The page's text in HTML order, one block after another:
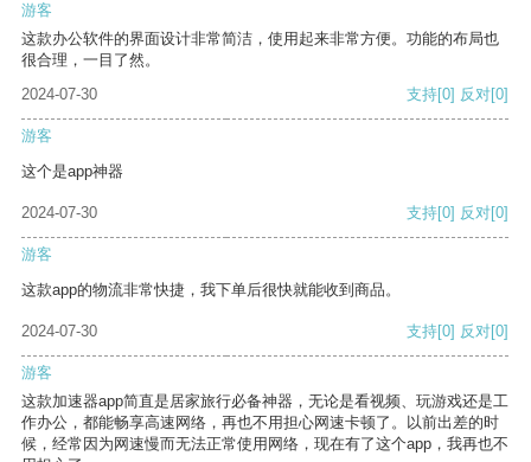
游客
这款办公软件的界面设计非常简洁，使用起来非常方便。功能的布局也
很合理，一目了然。
2024-07-30
支持[0] 反对[0]
游客
这个是app神器
2024-07-30 支持[0] 反对[0]
游客
这款app的物流非常快捷，我下单后很快就能收到商品。
2024-07-30 支持[0] 反对[0]
游客
这款加速器app简直是居家旅行必备神器，无论是看视频、玩游戏还是工
作办公，都能畅享高速网络，再也不用担心网速卡顿了。以前出差的时
候，经常因为网速慢而无法正常使用网络，现在有了这个app，我再也不